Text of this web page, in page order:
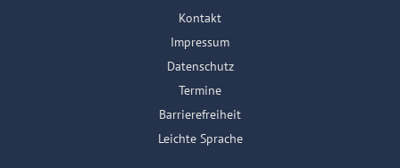
Kontakt
Impressum
Datenschutz
Termine
Barrierefreiheit
Leichte Sprache